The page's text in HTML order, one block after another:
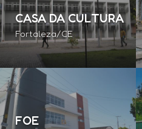
CASA DA CULTURA
Fortaleza/CE
FOE